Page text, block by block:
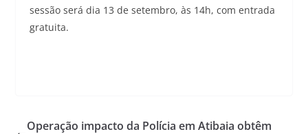
sessão será dia 13 de setembro, às 14h, com entrada
gratuita.
Operação impacto da Polícia em Atibaia obtêm